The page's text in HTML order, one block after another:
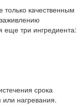
качественным
еще три ингредиента:
срока
нагревания.